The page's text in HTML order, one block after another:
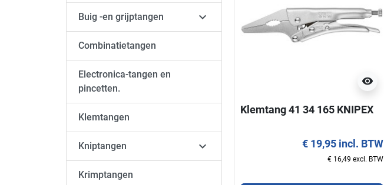
Buig -en grijptangen 
Combinatietangen
Electronica-tangen en
pincetten.
Klemtangen
Kniptangen 
Krimptangen
visibility
Klemtang 41 34 165 KNIPEX
€ 19,95 incl. BTW
€ 16,49 excl. BTW